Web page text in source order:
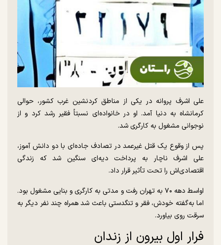
علی اشرف پروانه در یکی از مناطق کردنشین غرب کشور، حوالی
کرمانشاه به دنیا آمد. او در خانواده‌ای نسبتاً فقیر رشد کرد و از
نوجوانی مشغول به کارگری شد.
پس از وقوع یک قتل غیرعمد در تصادف جاده‌ای با دو دانش آموز،
علی اشرف ناچار به پرداخت دیه‌ای سنگین شد که زندگی
اقتصادی‌اش را تحت تأثیر قرار داد.
اواسط دهه ۷۰ به تهران رفت و مدتی به کارگری و بنایی مشغول بود.
اما به‌گفته خودش، فقر و تنگدستی باعث شد همراه چند نفر دیگر به
سرقت روی بیاورد.
فرار اول بیرون از زندان